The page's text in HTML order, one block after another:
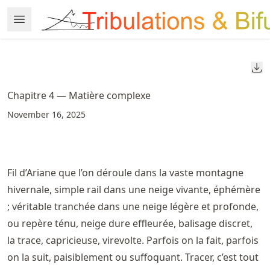
to
article
to
article
content
Open Menu
Made with MyST
Chapitre 4 — Matière complexe
November 16, 2025
Fil d’Ariane que l’on déroule dans la vaste montagne
hivernale, simple rail dans une neige vivante, éphémère
; véritable tranchée dans une neige légère et profonde,
ou repère ténu, neige dure effleurée, balisage discret,
la trace, capricieuse, virevolte. Parfois on la fait, parfois
on la suit, paisiblement ou suffoquant. Tracer, c’est tout